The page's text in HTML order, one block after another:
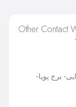
Other Contact
برج پویا-